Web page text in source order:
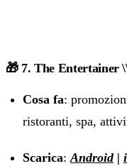
🎁 7. The Entertainer
Cosa fa:
ristoranti, spa,
Scarica:Android |